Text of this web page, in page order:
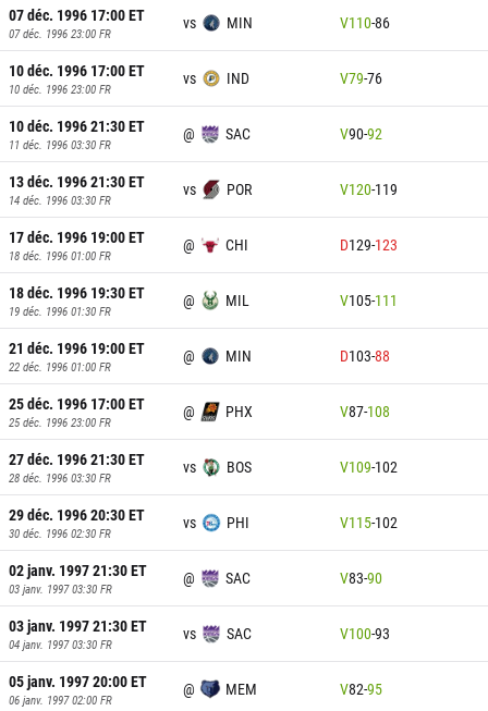
07 déc. 1996 17:00ET
07 déc. 1996 23:00 FR
vs MIN V110-86
10 déc. 1996 17:00ET
10 déc. 1996 23:00 FR
vs IND V79-76
10 déc. 1996 21:30ET
11 déc. 1996 03:30 FR
@ SAC V90-92
13 déc. 1996 21:30ET
14 déc. 1996 03:30 FR
vs POR V120-119
17 déc. 1996 19:00ET
18 déc. 1996 01:00 FR
@ CHI D129-123
18 déc. 1996 19:30ET
19 déc. 1996 01:30 FR
@ MIL V105-111
21 déc. 1996 19:00ET
22 déc. 1996 01:00 FR
@ MIN D103-88
25 déc. 1996 17:00ET
25 déc. 1996 23:00 FR
@ PHX V87-108
27 déc. 1996 21:30ET
28 déc. 1996 03:30 FR
vs BOS V109-102
29 déc. 1996 20:30ET
30 déc. 1996 02:30 FR
vs PHI V115-102
02 janv. 1997 21:30ET
03 janv. 1997 03:30 FR
@ SAC V83-90
03 janv. 1997 21:30ET
04 janv. 1997 03:30 FR
vs SAC V100-93
05 janv. 1997 20:00ET
06 janv. 1997 02:00 FR
@ MEM V82-95